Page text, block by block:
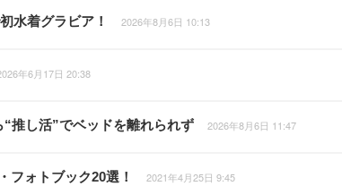
水着グラビア！ 2026年8月6日 10:13
年6月17日 20:38
推し活”でベッドを離れられず 2026年8月6日 11:47
ォトブック20選！ 2021年4月25日 9:45